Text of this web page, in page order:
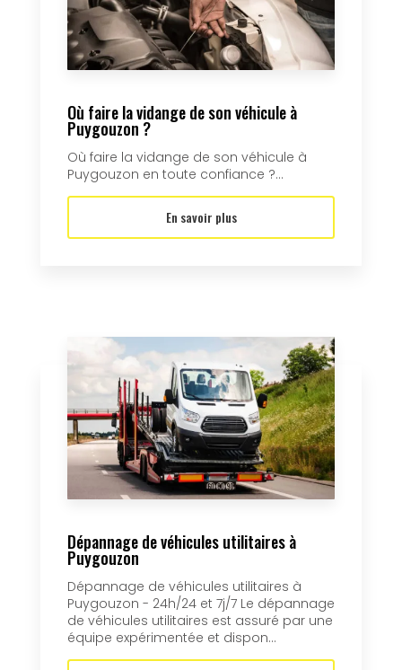
Où faire la vidange de son véhicule à
Puygouzon ?
Où faire la vidange de son véhicule à
Puygouzon en toute confiance ?...
En savoir plus
Dépannage de véhicules utilitaires à
Puygouzon
Dépannage de véhicules utilitaires à
Puygouzon - 24h/24 et 7j/7 Le dépannage
de véhicules utilitaires est assuré par une
équipe expérimentée et dispon...